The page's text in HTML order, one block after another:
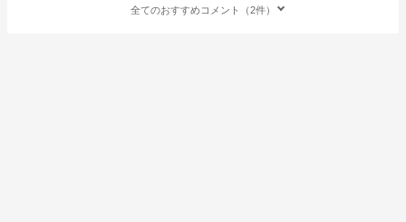
全てのおすすめコメント（2件）